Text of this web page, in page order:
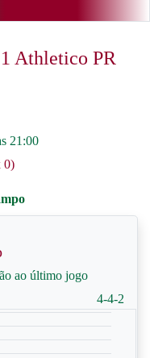
Athletico PR
21:00
0)
ao último jogo
4-4-2